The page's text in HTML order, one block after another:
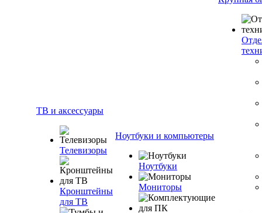
ТВ и аксессуары
Телевизоры
Кронштейны
для ТВ
Ноутбуки и компьютеры
Ноутбуки
Мониторы